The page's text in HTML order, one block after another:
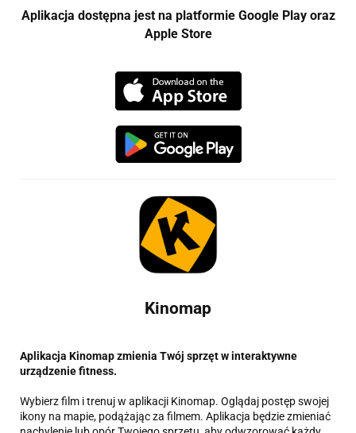
Aplikacja dostępna jest na platformie Google Play oraz
Apple Store
Kinomap
Aplikacja Kinomap zmienia Twój sprzęt w interaktywne
urządzenie fitness.
Wybierz film i trenuj w aplikacji Kinomap. Oglądaj postęp swojej
ikony na mapie, podążając za filmem. Aplikacja będzie zmieniać